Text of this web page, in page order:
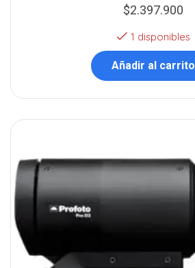
$2.397.900
1 disponibles
Añadir al carrito